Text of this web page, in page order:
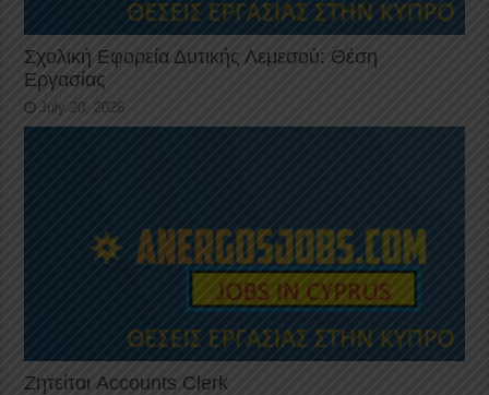
Σχολική Εφορεία Δυτικής Λεμεσού: Θέση
Εργασίας
July 20, 2026
Ζητείται Accounts Clerk